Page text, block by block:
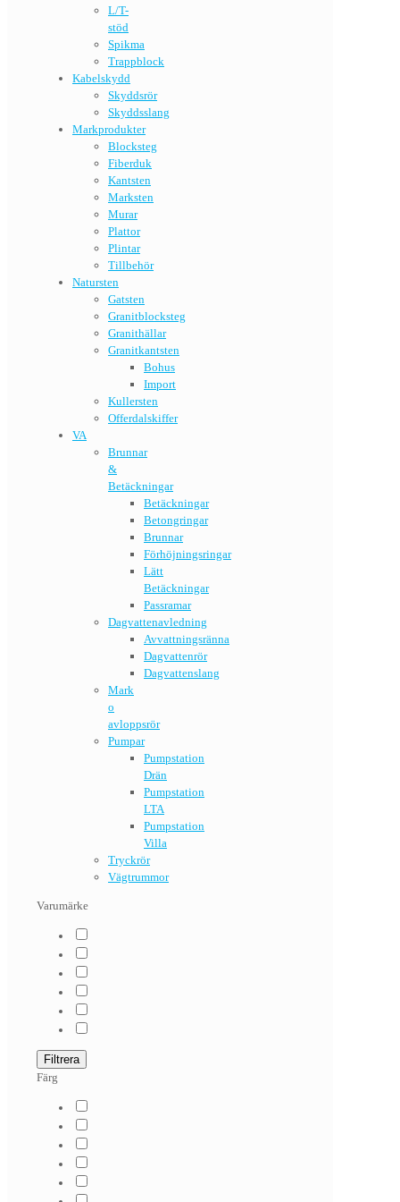
L/T-
stöd
Spikma
Trappblock
Kabelskydd
Skyddsrör
Skyddsslang
Markprodukter
Blocksteg
Fiberduk
Kantsten
Marksten
Murar
Plattor
Plintar
Tillbehör
Natursten
Gatsten
Granitblocksteg
Granithällar
Granitkantsten
Bohus
Import
Kullersten
Offerdalskiffer
VA
Brunnar
&
Betäckningar
Betäckningar
Betongringar
Brunnar
Förhöjningsringar
Lätt
Betäckningar
Passramar
Dagvattenavledning
Avvattningsränna
Dagvattenrör
Dagvattenslang
Mark
o
avloppsrör
Pumpar
Pumpstation
Drän
Pumpstation
LTA
Pumpstation
Villa
Tryckrör
Vägtrummor
Varumärke
Filtrera
Färg